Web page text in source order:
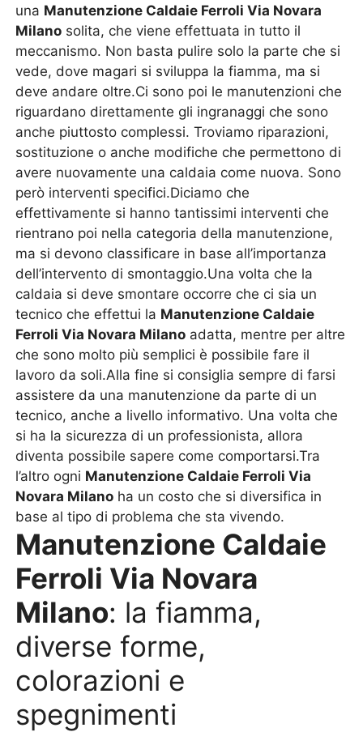
una Manutenzione Caldaie Ferroli Via Novara
Milano solita, che viene effettuata in tutto il
meccanismo. Non basta pulire solo la parte che si
vede, dove magari si sviluppa la fiamma, ma si
deve andare oltre.Ci sono poi le manutenzioni che
riguardano direttamente gli ingranaggi che sono
anche piuttosto complessi. Troviamo riparazioni,
sostituzione o anche modifiche che permettono di
avere nuovamente una caldaia come nuova. Sono
però interventi specifici.Diciamo che
effettivamente si hanno tantissimi interventi che
rientrano poi nella categoria della manutenzione,
ma si devono classificare in base all’importanza
dell’intervento di smontaggio.Una volta che la
caldaia si deve smontare occorre che ci sia un
tecnico che effettui la Manutenzione Caldaie
Ferroli Via Novara Milano adatta, mentre per altre
che sono molto più semplici è possibile fare il
lavoro da soli.Alla fine si consiglia sempre di farsi
assistere da una manutenzione da parte di un
tecnico, anche a livello informativo. Una volta che
si ha la sicurezza di un professionista, allora
diventa possibile sapere come comportarsi.Tra
l’altro ogni Manutenzione Caldaie Ferroli Via
Novara Milano ha un costo che si diversifica in
base al tipo di problema che sta vivendo.
Manutenzione Caldaie
Ferroli Via Novara
Milano: la fiamma,
diverse forme,
colorazioni e
spegnimenti